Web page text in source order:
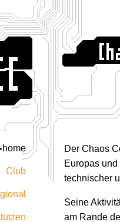
home
Club
Der Chaos
Europas
technischer
Seine
am Rande